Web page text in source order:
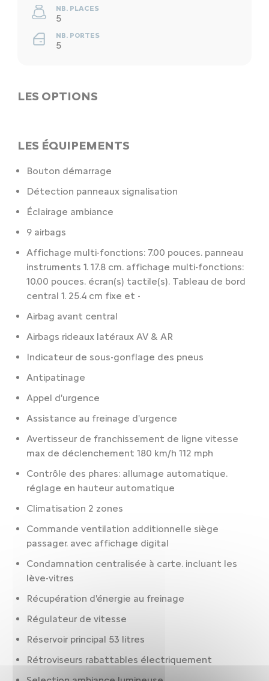
NB. PLACES
5
NB. PORTES
5
LES OPTIONS
LES ÉQUIPEMENTS
Bouton démarrage
Détection panneaux signalisation
Éclairage ambiance
9 airbags
Affichage multi-fonctions: 7.00 pouces. panneau
instruments 1. 17.8 cm. affichage multi-fonctions:
10.00 pouces. écran(s) tactile(s). Tableau de bord
central 1. 25.4 cm fixe et -
Airbag avant central
Airbags rideaux latéraux AV & AR
Indicateur de sous-gonflage des pneus
Antipatinage
Appel d'urgence
Assistance au freinage d'urgence
Avertisseur de franchissement de ligne vitesse
max de déclenchement 180 km/h 112 mph
Contrôle des phares: allumage automatique.
réglage en hauteur automatique
Climatisation 2 zones
Commande ventilation additionnelle siège
passager. avec affichage digital
Condamnation centralisée à carte. incluant les
lève-vitres
Récupération d'énergie au freinage
Régulateur de vitesse
Réservoir principal 53 litres
Rétroviseurs rabattables électriquement